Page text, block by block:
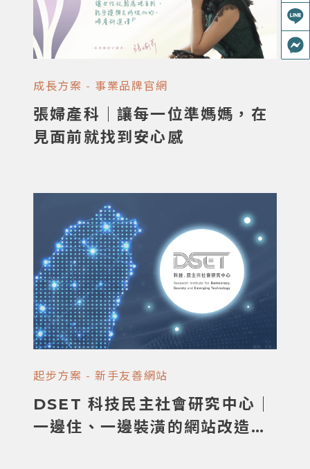
成長方案 - 事業品牌官網
張婦產科｜讓每一位準媽媽，在
見面前就找到安心感
起步方案 - 新手友善網站
DSET 科技民主社會研究中心｜
一邊住、一邊裝潢的網站改造挑